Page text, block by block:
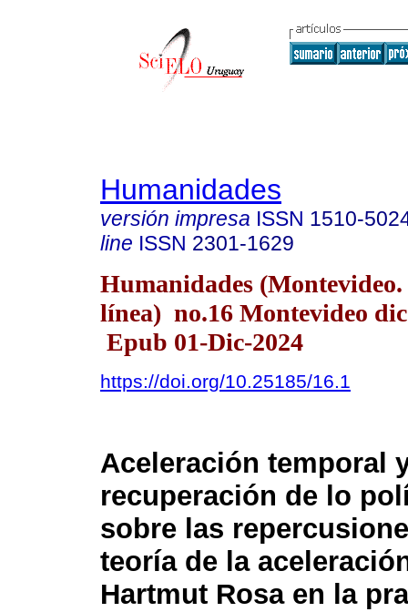
Humanidades
versión impresa ISSN 1510-
line ISSN 2301-1629
Humanidades
línea) no.16 Montevideo
Epub 01-Dic-2024
https://doi.org/10.25185/16.1
Aceleración temporal
recuperación de lo
sobre las
teoría de la
Hartmut Rosa en la